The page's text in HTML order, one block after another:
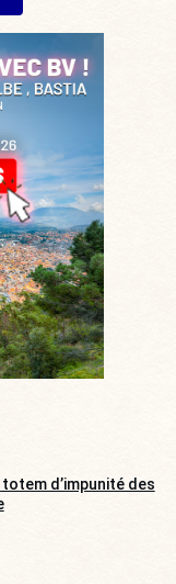
d’impunité des